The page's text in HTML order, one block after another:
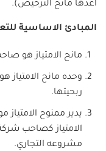
أعدها مانح الترخيص).
المبادئ الاساسية
مانح الامتياز هو
وحده مانح الامتياز
ربحيتها.
يدير ممنوح الامتياز
الامتياز كصاحب
مشروعه التجاري.